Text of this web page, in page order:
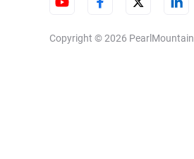
Copyright © 2026 PearlMountain